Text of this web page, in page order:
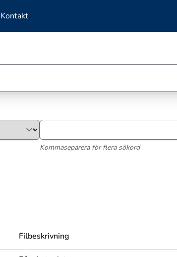
Kontakt
Kommaseparera för flera sökord
Filbeskrivning